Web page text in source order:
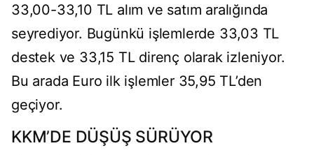
33,00-33,10 TL alım ve satım aralığında
seyrediyor. Bugünkü işlemlerde 33,03 TL
destek ve 33,15 TL direnç olarak izleniyor.
Bu arada Euro ilk işlemler 35,95 TL’den
geçiyor.
KKM’DE DÜŞÜŞ SÜRÜYOR